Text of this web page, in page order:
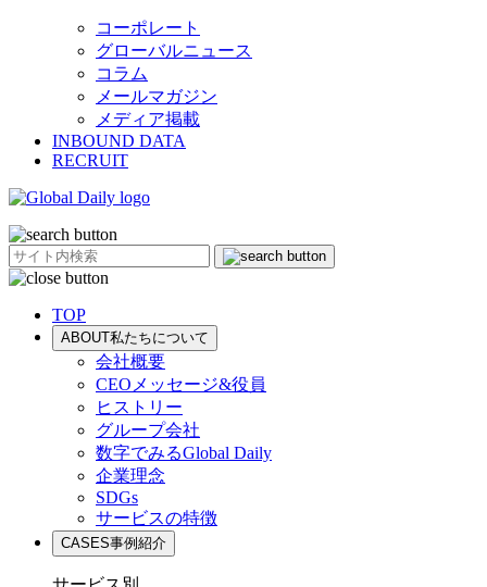
コーポレート
グローバルニュース
コラム
メールマガジン
メディア掲載
INBOUND DATA
RECRUIT
TOP
ABOUT私たちについて
会社概要
CEOメッセージ&役員
ヒストリー
グループ会社
数字でみるGlobal Daily
企業理念
SDGs
サービスの特徴
CASES事例紹介